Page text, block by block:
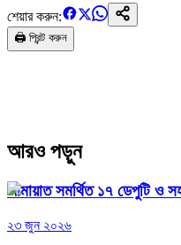
শেয়ার করুন:
🖨️ প্রিন্ট করুন
আরও পড়ুন
জামায়াত সমর্থিত ১৭ ডেপুটি ও
২৩ জুন ২০২৬